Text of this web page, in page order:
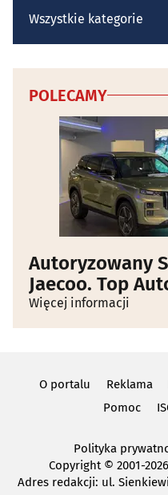
Wszystkie kategorie
POLECAMY
Autoryzowany
Jaecoo. Top
Więcej informacji
O portalu Reklama
Pomoc
Polityka
Copyright© 2001-
Adres redakcji: ul.